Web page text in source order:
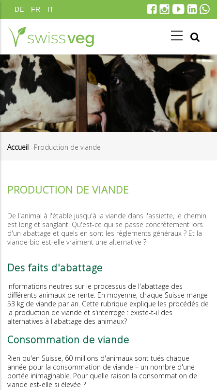
au
contenu
principal
DE FR IT
Accueil - Production de viande
PRODUCTION DE VIANDE
De l'animal à l'étable jusqu'à la viande dans l'assiette, le chemin
est long et sanglant. Qu'est-ce qui se passe concrètement lors
d'un abattage et quels en sont les règlements généraux ? Et la
viande bio est-elle vraiment une alternative ?
Des faits d'abattage
Informations neutres sur le processus de l'abattage des
différents animaux de rente. En moyenne, chaque Suisse mange
53 kg de viande par an. Cette rubrique explique les procédés de
la production de viande et s'interroge : existe-t-il des
alternatives à l'abattage des animaux?
Consommation de viande
Rien qu'en Suisse, 60 millions d'animaux sont tués chaque
année pour la consommation de viande – un nombre d'une
portée inimaginable. Pour quelle raison la consommation de
viande est-elle si élevée ?